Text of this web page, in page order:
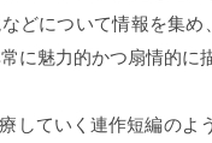
どについて情報を集
に魅力的かつ扇情的
していく連作短編のよ